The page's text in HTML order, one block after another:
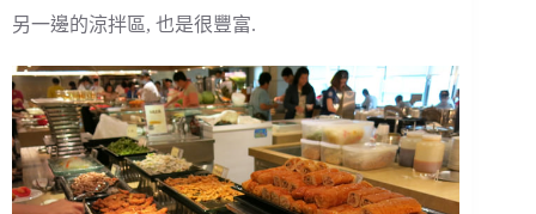
另一邊的涼拌區, 也是很豐富.